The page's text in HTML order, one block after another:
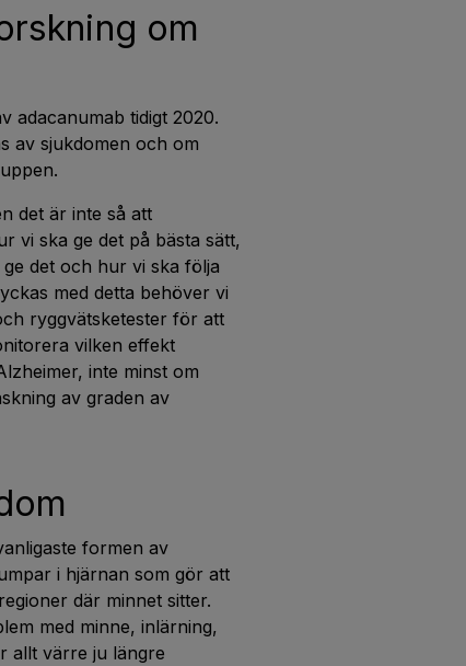
om
adacanumab tidigt 2020.
av sjukdomen och om
det är inte så att
vi ska ge det på bästa sätt,
det och hur vi ska följa
med detta behöver vi
ryggvätsketester för att
vilken effekt
inte minst om
av graden av
formen av
i hjärnan som gör att
där minnet sitter.
med minne, inlärning,
allt värre ju längre